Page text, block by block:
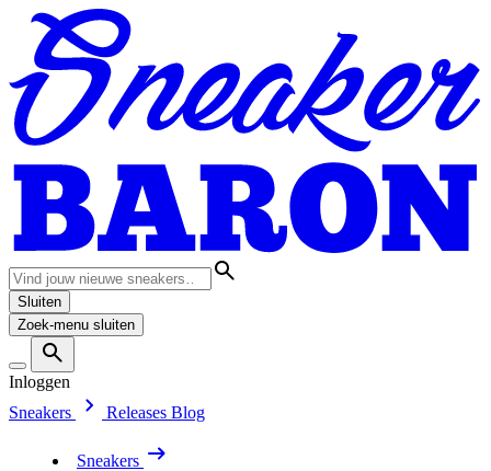
Sluiten
Zoek-menu sluiten
Inloggen
Sneakers
Releases Blog
Sneakers